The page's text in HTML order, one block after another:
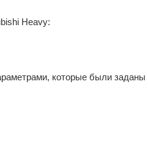
Heavy:
которые были